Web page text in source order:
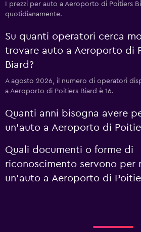
I prezzi per auto a Aeroporto di Poitiers
quotidianamente.
Su quanti operatori cerca
trovare auto a Aeroporto di
Biard?
A agosto 2026, il numero di operatori
a Aeroporto di Poitiers Biard è 16.
Quanti anni bisogna avere
un'auto a Aeroporto di
Quali documenti o forme di
riconoscimento servono per
un'auto a Aeroporto di